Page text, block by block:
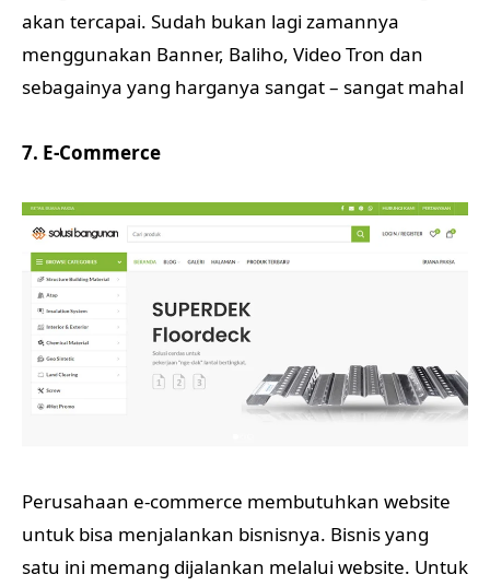
akan tercapai. Sudah bukan lagi zamannya
menggunakan Banner, Baliho, Video Tron dan
sebagainya yang harganya sangat – sangat mahal
7. E-Commerce
Perusahaan e-commerce membutuhkan website
untuk bisa menjalankan bisnisnya. Bisnis yang
satu ini memang dijalankan melalui website. Untuk